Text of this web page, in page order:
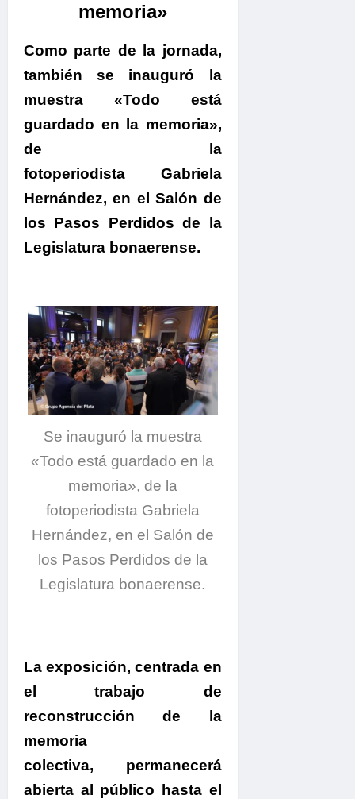
memoria»
Como parte de la jornada,
también se inauguró la
muestra «Todo está
guardado en la memoria»,
de la
fotoperiodista Gabriela
Hernández, en el Salón de
los Pasos Perdidos de la
Legislatura bonaerense.
Se inauguró la muestra
«Todo está guardado en la
memoria», de la
fotoperiodista Gabriela
Hernández, en el Salón de
los Pasos Perdidos de la
Legislatura bonaerense.
La exposición, centrada en
el trabajo de
reconstrucción de la
memoria
colectiva, permanecerá
abierta al público hasta el